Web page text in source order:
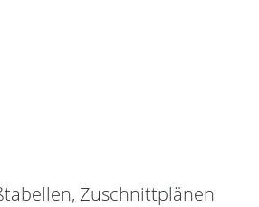
Zuschnittplänen